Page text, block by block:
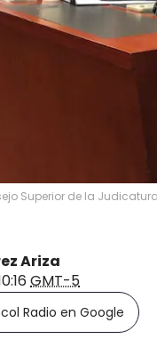
Superior de la
Ariza
GMT-5
Radio en Google